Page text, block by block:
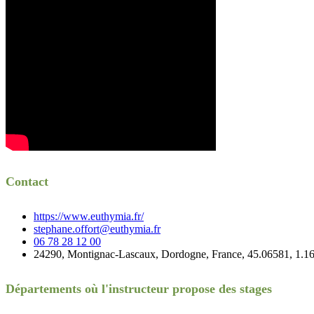
Contact
https://www.euthymia.fr/
stephane.offort@euthymia.fr
06 78 28 12 00
24290, Montignac-Lascaux, Dordogne, France, 45.06581,
Départements où l'instructeur propose des stages